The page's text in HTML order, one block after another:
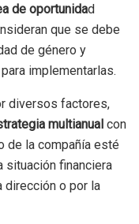
de oportunidad
que se debe
de género y
implementarlas.
diversos factores,
multianual con
de la compañía esté
situación financiera
dirección o por la